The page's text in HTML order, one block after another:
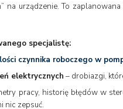
urządzenie. To
specjalistę:
czynnika roboczego w
elektrycznych – drobiazgi,
pracy, historię błędów w
nic zepsuć.